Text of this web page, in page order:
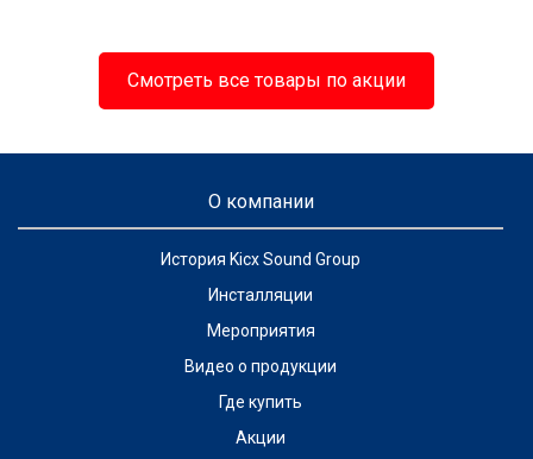
Смотреть все товары по акции
О компании
История Kicx Sound Group
Инсталляции
Мероприятия
Видео о продукции
Где купить
Акции